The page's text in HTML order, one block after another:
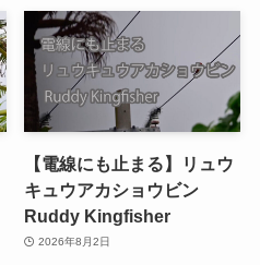
【電線にも止まる】リュウ
キュウアカショウビン
Ruddy Kingfisher
2026年8月2日